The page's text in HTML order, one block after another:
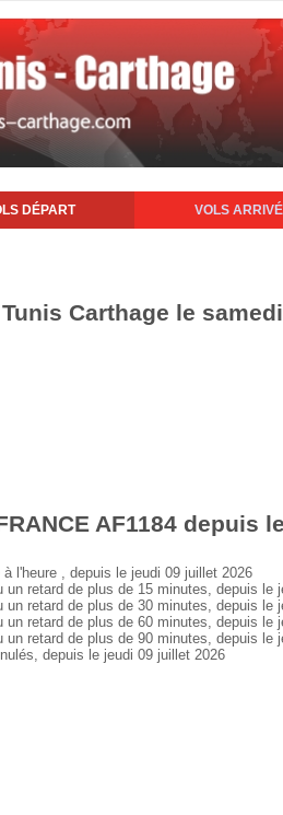
DÉPART VOLS
Carthage le
AF1184 depuis
l'heure , depuis le jeudi 09 juillet 2026
retard de plus de 15 minutes, depuis le
retard de plus de 30 minutes, depuis le
retard de plus de 60 minutes, depuis le
retard de plus de 90 minutes, depuis le
depuis le jeudi 09 juillet 2026